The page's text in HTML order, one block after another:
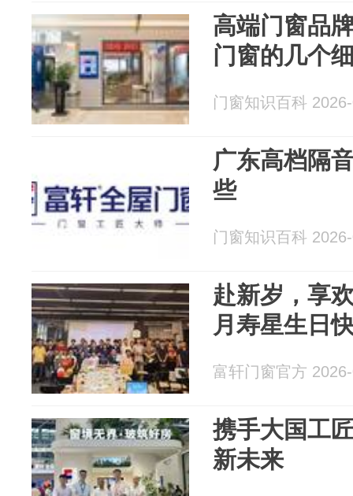
高端门窗品
门窗的几个
门窗知识百科
广东高档隔
些
门窗知识百科
赴新岁，享
月寿星生日
富轩门窗官方
携手大国工
新未来